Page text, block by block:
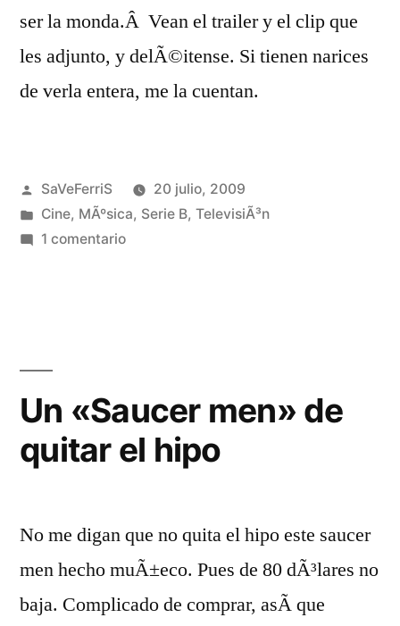
ser la monda.Â Vean el trailer y el clip que
les adjunto, y delÃ©itense. Si tienen narices
de verla entera, me la cuentan.
Publicado
por
SaVeFerriS
20 julio, 2009
Publicado
en
Cine, MÃºsica, Serie B, TelevisiÃ³n
1 comentarioen
Un «Saucer men» de
quitar el hipo
No me digan que no quita el hipo este saucer
men hecho muÃ±eco. Pues de 80 dÃ³lares no
baja. Complicado de comprar, asÃ­ que